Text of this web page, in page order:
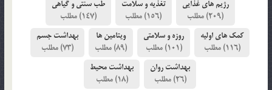
رژیم های غذایی
(209)
تغذیه و سلامت
(156)
طب سنتی و گیاهی
(147)
کمک های اولیه
(116)
روزه و سلامتی
(101)
ویتامین ها
(89)
بهداشت جسم
(73)
بهداشت روان
(26)
بهداشت محیط
(18)